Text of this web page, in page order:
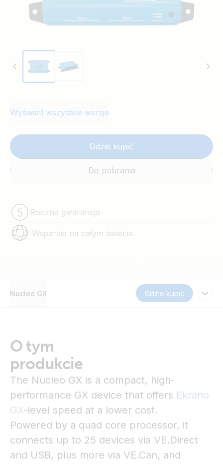
Wyświetl wszystkie wersje
Gdzie kupić
Do pobrania
Roczna gwarancja
Wsparcie na całym świecie
Nucleo GX Gdzie kupić
O tym
produkcie
The Nucleo GX is a compact, high-
performance GX device that offers Ekrano
GX-level speed at a lower cost.
Powered by a quad core processor, it
connects up to 25 devices via VE.Direct
and USB, plus more via VE.Can, and